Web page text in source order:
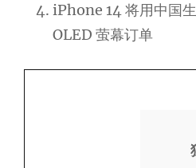
iPhone 14 将用中国
OLED 萤幕订单